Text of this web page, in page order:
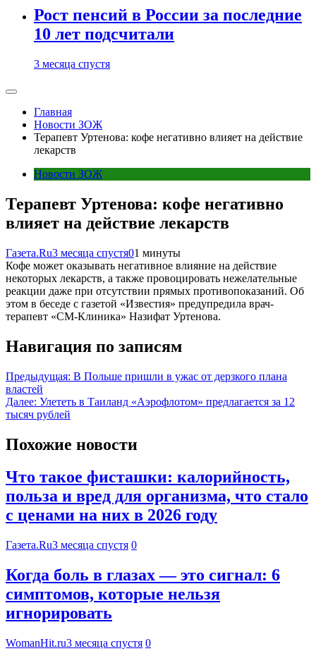
Рост пенсий в России за последние
10 лет подсчитали
3 месяца спустя
Главная
Новости ЗОЖ
Терапевт Уртенова: кофе негативно влияет на действие
лекарств
Новости ЗОЖ
Терапевт Уртенова: кофе негативно
влияет на действие лекарств
Газета.Ru3 месяца спустя01 минуты
Кофе может оказывать негативное влияние на действие
некоторых лекарств, а также провоцировать нежелательные
реакции даже при отсутствии прямых противопоказаний. Об
этом в беседе с газетой «Известия» предупредила врач-
терапевт «СМ-Клиника» Назифат Уртенова.
Навигация по записям
Предыдущая: В Польше пришли в ужас от дерзкого плана
властей
Далее: Улететь в Таиланд «Аэрофлотом» предлагается за 12
тысяч рублей
Похожие новости
Что такое фисташки: калорийность,
польза и вред для организма, что стало
с ценами на них в 2026 году
Газета.Ru3 месяца спустя 0
Когда боль в глазах — это сигнал: 6
симптомов, которые нельзя
игнорировать
WomanHit.ru3 месяца спустя 0